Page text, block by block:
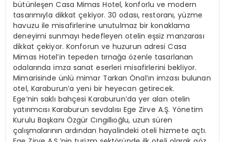
bütünleşen Casa Mimas Hotel, konforlu ve modern
tasarımıyla dikkat çekiyor. 30 odası, restoranı, yüzme
havuzu ile misafirlerine unutulmaz bir konaklama
deneyimi sunmayı hedefleyen otelin eşsiz manzarası
dikkat çekiyor. Konforun ve huzurun adresi Casa
Mimas Hotel’in tepeden tırnağa özenle tasarlanan
odalarında imza sanat eserleri misafirlerini bekliyor.
Mimarisinde ünlü mimar Tarkan Önal’ın imzası bulunan
otel, Karaburun’a yeni bir heyecan getirecek.
Ege’nin saklı bahçesi Karaburun’da yer alan otelin
yatırımcısı Karaburun sevdalısı Ege Zirve A.Ş. Yönetim
Kurulu Başkanı Özgür Cıngıllıoğlu, uzun süren
çalışmalarının ardından hayalindeki oteli hizmete açtı.